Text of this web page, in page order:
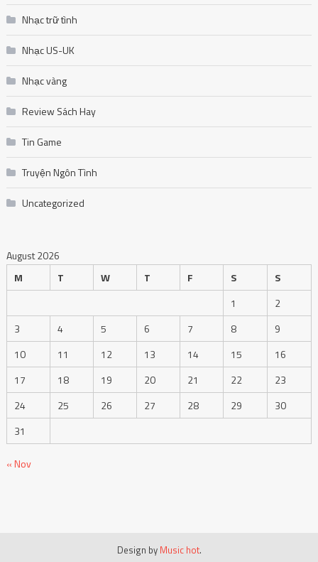
Nhạc trữ tình
Nhạc US-UK
Nhạc vàng
Review Sách Hay
Tin Game
Truyện Ngôn Tình
Uncategorized
August 2026
M
T W T F S
S
1
2
3
4 5 6 7 8
9
10
11 12 13 14 15
16
17
18 19 20 21 22
23
24
25 26 27 28 29
30
31
« Nov
Design by Music hot.